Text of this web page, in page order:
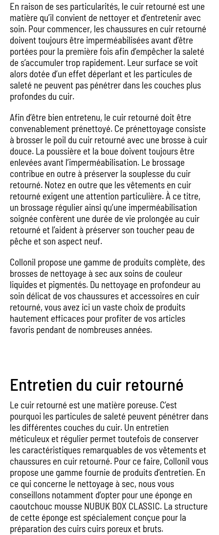
En raison de ses particularités, le cuir retourné est une
matière qu’il convient de nettoyer et d’entretenir avec
soin. Pour commencer, les chaussures en cuir retourné
doivent toujours être imperméabilisées avant d’être
portées pour la première fois afin d’empêcher la saleté
de s’accumuler trop rapidement. Leur surface se voit
alors dotée d’un effet déperlant et les particules de
saleté ne peuvent pas pénétrer dans les couches plus
profondes du cuir.
Afin d’être bien entretenu, le cuir retourné doit être
convenablement prénettoyé. Ce prénettoyage consiste
à brosser le poil du cuir retourné avec une brosse à cuir
douce. La poussière et la boue doivent toujours être
enlevées avant l’imperméabilisation. Le brossage
contribue en outre à préserver la souplesse du cuir
retourné. Notez en outre que les vêtements en cuir
retourné exigent une attention particulière. À ce titre,
un brossage régulier ainsi qu’une imperméabilisation
soignée confèrent une durée de vie prolongée au cuir
retourné et l’aident à préserver son toucher peau de
pêche et son aspect neuf.
Collonil propose une gamme de produits complète, des
brosses de nettoyage à sec aux soins de couleur
liquides et pigmentés. Du nettoyage en profondeur au
soin délicat de vos chaussures et accessoires en cuir
retourné, vous avez ici un vaste choix de produits
hautement efficaces pour profiter de vos articles
favoris pendant de nombreuses années.
Entretien du cuir retourné
Le cuir retourné est une matière poreuse. C’est
pourquoi les particules de saleté peuvent pénétrer dans
les différentes couches du cuir. Un entretien
méticuleux et régulier permet toutefois de conserver
les caractéristiques remarquables de vos vêtements et
chaussures en cuir retourné. Pour ce faire, Collonil vous
propose une gamme fournie de produits d’entretien. En
ce qui concerne le nettoyage à sec, nous vous
conseillons notamment d’opter pour une éponge en
caoutchouc mousse NUBUK BOX CLASSIC. La structure
de cette éponge est spécialement conçue pour la
préparation des cuirs cuirs poreux et bruts.